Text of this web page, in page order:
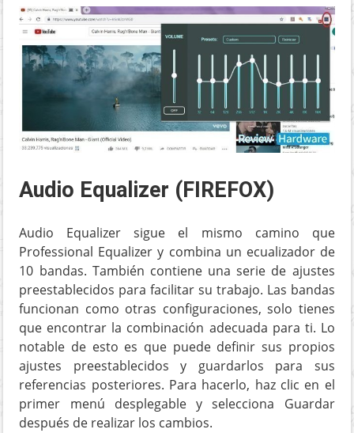
Audio Equalizer (FIREFOX)
Audio Equalizer sigue el mismo camino que
Professional Equalizer y combina un ecualizador de
10 bandas. También contiene una serie de ajustes
preestablecidos para facilitar su trabajo. Las bandas
funcionan como otras configuraciones, solo tienes
que encontrar la combinación adecuada para ti. Lo
notable de esto es que puede definir sus propios
ajustes preestablecidos y guardarlos para sus
referencias posteriores. Para hacerlo, haz clic en el
primer menú desplegable y selecciona Guardar
después de realizar los cambios.